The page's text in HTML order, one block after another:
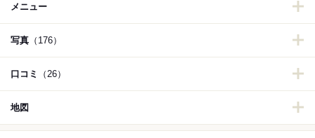
メニュー
写真 （176）
口コミ （26）
地図